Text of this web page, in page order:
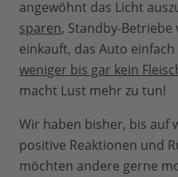
angewöhnt das Licht
sparen, Standby-
einkauft, das Auto
weniger bis gar kein
macht Lust mehr zu tun!
Wir haben bisher, bis auf
positive Reaktionen und
möchten andere gerne